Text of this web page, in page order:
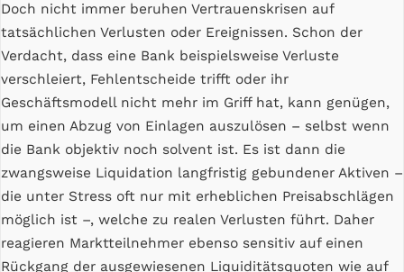
Doch nicht immer beruhen Vertrauenskrisen auf
tatsächlichen Verlusten oder Ereignissen. Schon der
Verdacht, dass eine Bank beispielsweise Verluste
verschleiert, Fehlentscheide trifft oder ihr
Geschäftsmodell nicht mehr im Griff hat, kann genügen,
um einen Abzug von Einlagen auszulösen – selbst wenn
die Bank objektiv noch solvent ist. Es ist dann die
zwangsweise Liquidation langfristig gebundener Aktiven –
die unter Stress oft nur mit erheblichen Preisabschlägen
möglich ist –, welche zu realen Verlusten führt. Daher
reagieren Marktteilnehmer ebenso sensitiv auf einen
Rückgang der ausgewiesenen Liquiditätsquoten wie auf